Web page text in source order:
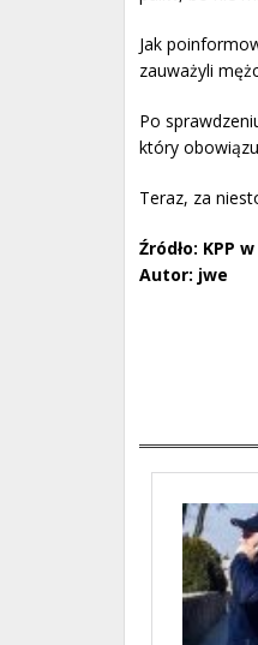
Jak
zauważyli
Po
który
Teraz, za
Źródło: KPP
Autor: jwe